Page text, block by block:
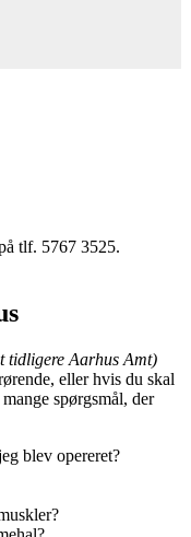
tlf. 5767 3525.
tidligere Aarhus Amt)
eller hvis du skal
spørgsmål, der
blev opereret?